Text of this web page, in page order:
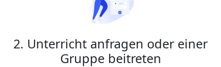
2. Unterricht anfragen oder einer
Gruppe beitreten